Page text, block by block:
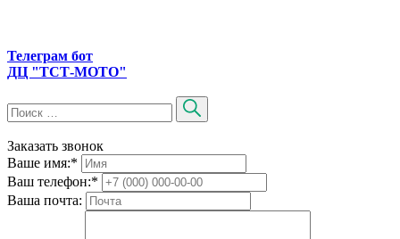
Телеграм бот
ДЦ "ТСТ-МОТО"
Заказать звонок
Ваше имя:*
Ваш телефон:*
Ваша почта: